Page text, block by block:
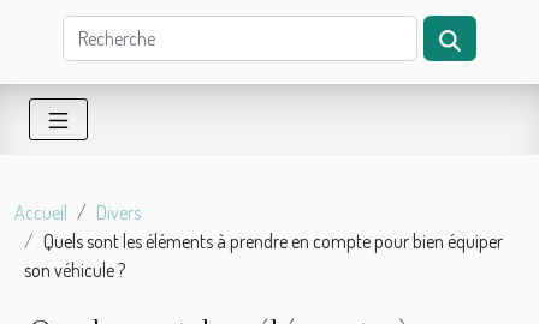
Accueil
Divers
Quels sont les éléments à prendre en compte pour bien équiper
son véhicule ?